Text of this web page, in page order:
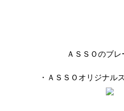
ＡＳＳＯのブレ
・ＡＳＳＯオリジナル